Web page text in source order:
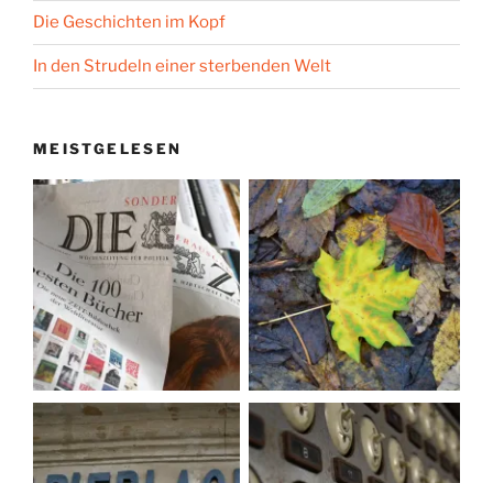
Die Geschichten im Kopf
In den Strudeln einer sterbenden Welt
MEISTGELESEN